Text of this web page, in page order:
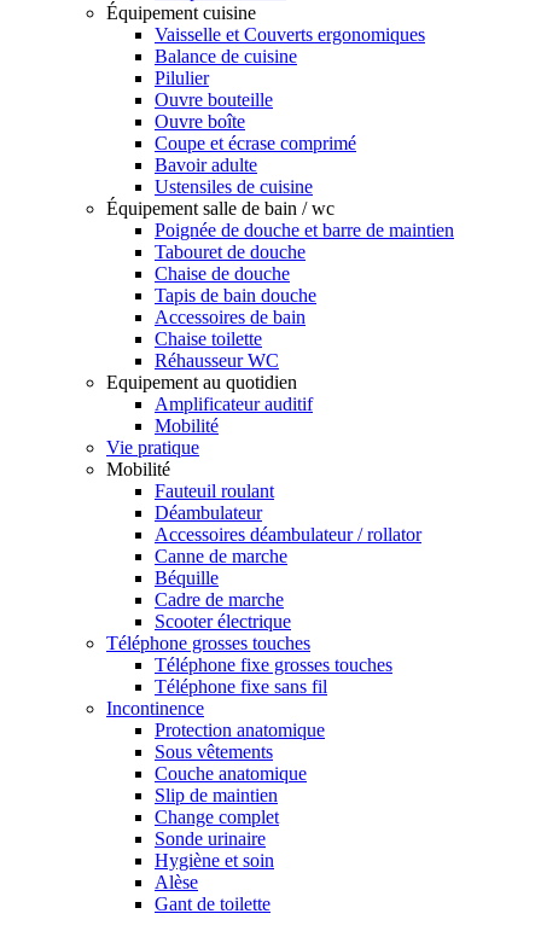
Équipement cuisine
Vaisselle et Couverts ergonomiques
Balance de cuisine
Pilulier
Ouvre bouteille
Ouvre boîte
Coupe et écrase comprimé
Bavoir adulte
Ustensiles de cuisine
Équipement salle de bain / wc
Poignée de douche et barre de maintien
Tabouret de douche
Chaise de douche
Tapis de bain douche
Accessoires de bain
Chaise toilette
Réhausseur WC
Equipement au quotidien
Amplificateur auditif
Mobilité
Vie pratique
Mobilité
Fauteuil roulant
Déambulateur
Accessoires déambulateur / rollator
Canne de marche
Béquille
Cadre de marche
Scooter électrique
Téléphone grosses touches
Téléphone fixe grosses touches
Téléphone fixe sans fil
Incontinence
Protection anatomique
Sous vêtements
Couche anatomique
Slip de maintien
Change complet
Sonde urinaire
Hygiène et soin
Alèse
Gant de toilette